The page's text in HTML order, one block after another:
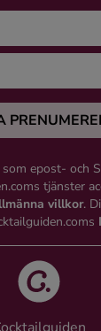
epost- och
tjänster
villkor.